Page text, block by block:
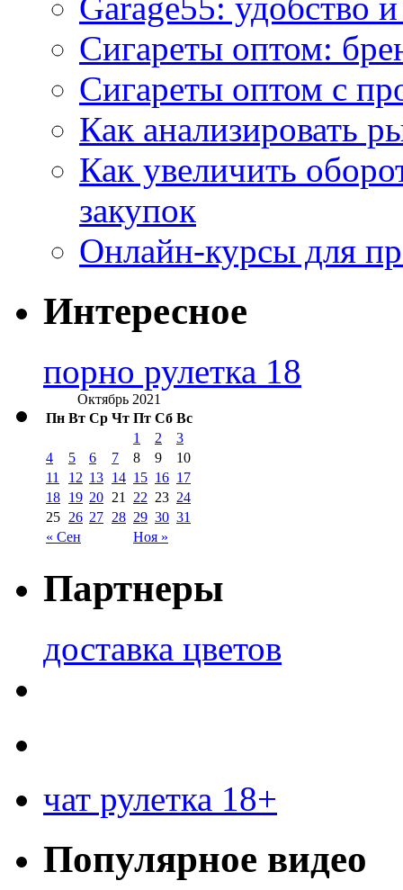
Garage55: удобство
Сигареты оптом:
Сигареты оптом с
Как анализировать
Как увеличить
закупок
Онлайн-курсы для
Интересное
порно рулетка 18
Октябрь 2021
Пн Вт Ср Чт Пт Сб Вс
« Сен Ноя »
1 2
3
4
5 6 7 8 9
10
11
12 13 14 15 16 17
18 19 20 21 22 23 24
25 26 27 28 29 30 31
Партнеры
доставка цветов
чат рулетка 18+
Популярное видео